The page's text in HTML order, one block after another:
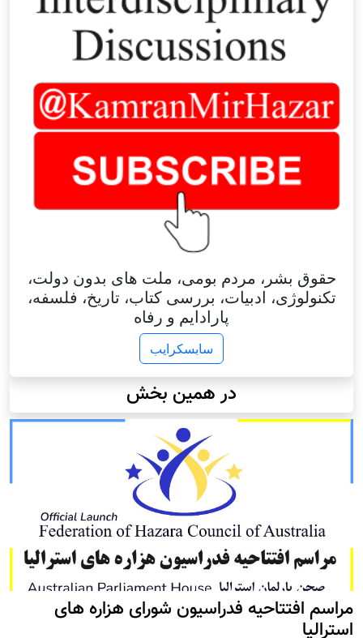
حقوق بشر، مردم بومی، ملت های بدون دولت،
تکنولوژی، ادبیات، بررسی کتاب، تاریخ، فلسفه،
پارادایم و رفاه
سابسکرایب
در همین بخش
مراسم افتتاحیه فدراسیون شورای هزاره های
استرالیا